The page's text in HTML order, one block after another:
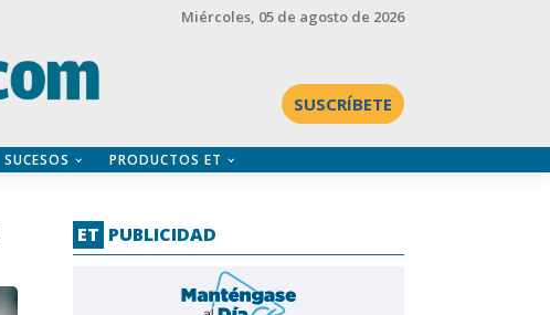
Miércoles, 05 de agosto de 2026
SUSCRÍBETE
SUCESOS PRODUCTOS ET
ET PUBLICIDAD